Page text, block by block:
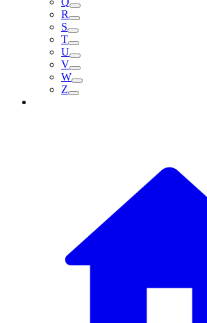
R
S
T
U
V
W
Z